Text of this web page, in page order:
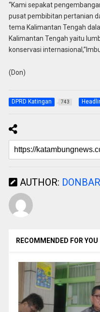
“Kami sepakat
pusat pembibitan pertanian
tema Kalimantan Tengah
Kalimantan Tengah yaitu
konservasi
(Don)
DPRD Katingan 743
AUTHOR:
RECOMMENDED FOR YOU